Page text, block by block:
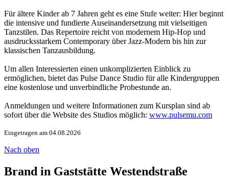
Für ältere Kinder ab 7 Jahren geht es eine Stufe weiter: Hier beginnt
die intensive und fundierte Auseinandersetzung mit vielseitigen
Tanzstilen. Das Repertoire reicht von modernem Hip-Hop und
ausdrucksstarkem Contemporary über Jazz-Modern bis hin zur
klassischen Tanzausbildung.
Um allen Interessierten einen unkomplizierten Einblick zu
ermöglichen, bietet das Pulse Dance Studio für alle Kindergruppen
eine kostenlose und unverbindliche Probestunde an.
Anmeldungen und weitere Informationen zum Kursplan sind ab
sofort über die Website des Studios möglich: www.pulsemu.com
Eingetragen am 04.08.2026
Nach oben
Brand in Gaststätte Westendstraße